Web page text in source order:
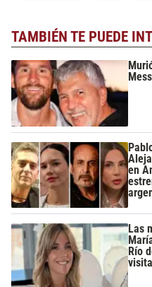
TAMBIÉN TE PUEDE
en
Las
Río